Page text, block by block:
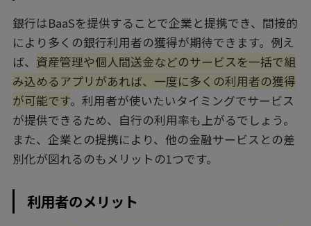
銀行はBaaSを提供することで企業と提携でき、間接的
により多くの銀行利用者の獲得が期待できます。例え
ば、 資産管理や個人間送金などのサービスを一括で組
み込めるアプリがあれば、一度に多くの利用者の獲得
が可能です。利用者が使いたいタイミングでサービス
が提供できるため、自行の利用率も上がるでしょう。
また、企業との提携により、他の金融サービスとの差
別化が図れるのもメリットの1つです。
利用者のメリット